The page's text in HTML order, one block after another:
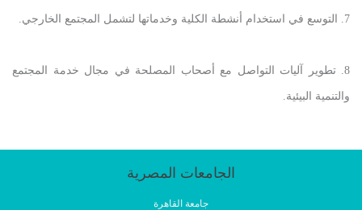
7. التوسع في استخدام أنشطة الكلية وخدماتها لتشمل المجتمع الخارجي.
8. تطوير آليات التواصل مع أصحاب المصلحة في مجال خدمة المجتمع
والتنمية البيئية.
الجامعات المصرية
جامعة القاهرة